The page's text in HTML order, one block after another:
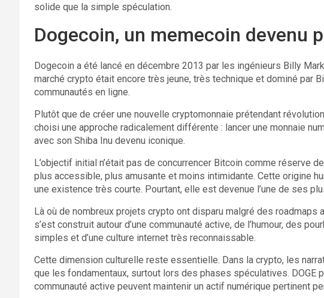
solide que la simple spéculation.
Dogecoin, un memecoin devenu
Dogecoin a été lancé en décembre 2013 par les ingénieurs Billy
marché crypto était encore très jeune, très technique et dominé par
communautés en ligne.
Plutôt que de créer une nouvelle cryptomonnaie prétendant
choisi une approche radicalement différente : lancer une monnaie
avec son Shiba Inu devenu iconique.
L’objectif initial n’était pas de concurrencer Bitcoin comme réserve
plus accessible, plus amusante et moins intimidante. Cette origine
une existence très courte. Pourtant, elle est devenue l’une de ses
Là où de nombreux projets crypto ont disparu malgré des roadmaps
s’est construit autour d’une communauté active, de l’humour, des
simples et d’une culture internet très reconnaissable.
Cette dimension culturelle reste essentielle. Dans la crypto, les
que les fondamentaux, surtout lors des phases spéculatives. DOGE
communauté active peuvent maintenir un actif numérique pertinent